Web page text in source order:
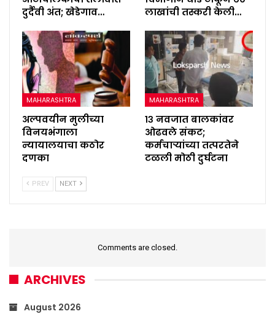
दुर्दैवी अंत; खेडेगाव…
लाखांची तस्करी केली…
MAHARASHTRA
अल्पवयीन मुलीच्या
विनयभंगाला
न्यायालयाचा कठोर
दणका
MAHARASHTRA
१३ नवजात बालकांवर
ओढवले संकट;
कर्मचाऱ्यांच्या तत्परतेने
टळली मोठी दुर्घटना
PREV NEXT
Comments are closed.
ARCHIVES
August 2026